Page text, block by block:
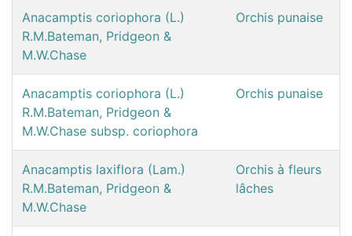
Anacamptis coriophora (L.)
R.M.Bateman, Pridgeon &
M.W.Chase
Orchis punaise
Anacamptis coriophora (L.)
R.M.Bateman, Pridgeon &
M.W.Chase subsp. coriophora
Orchis punaise
Anacamptis laxiflora (Lam.)
R.M.Bateman, Pridgeon &
M.W.Chase
Orchis à fleurs
lâches